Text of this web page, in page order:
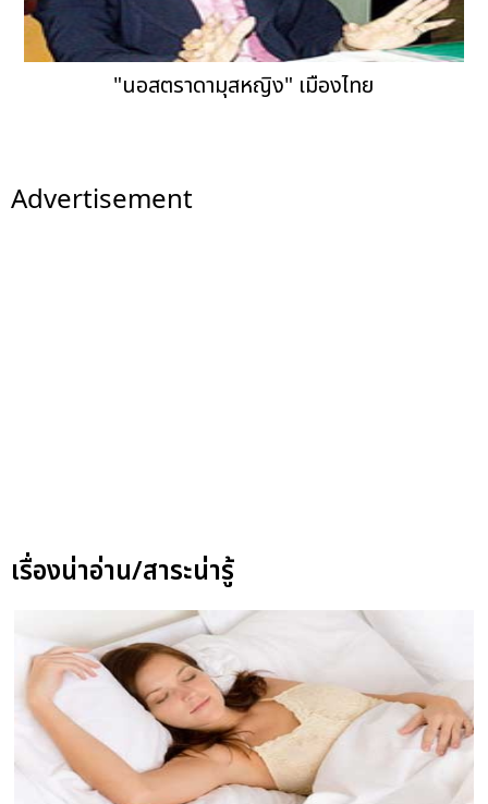
"นอสตราดามุสหญิง" เมืองไทย
Advertisement
เรื่องน่าอ่าน/สาระน่ารู้